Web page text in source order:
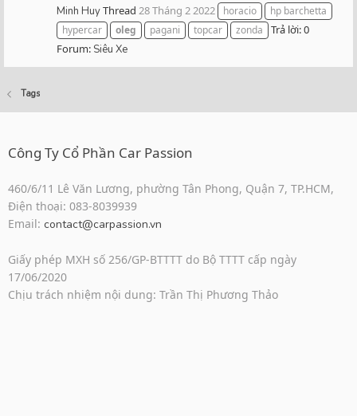
Minh HuyThread 28 Tháng 2 2022 horacio
hp barchetta
hypercar
oleg pagani topcar zonda
Trả lời: 0
Forum: Siêu Xe
Tags
Công Ty Cổ Phần Car Passion
460/6/11 Lê Văn Lương, phường Tân Phong, Quận 7, TP.HCM,
Điện thoại: 083-8039939
Email: contact@carpassion.vn
Giấy phép MXH số 256/GP-BTTTT do Bộ TTTT cấp ngày
17/06/2020
Chịu trách nhiệm nội dung: Trần Thị Phương Thảo